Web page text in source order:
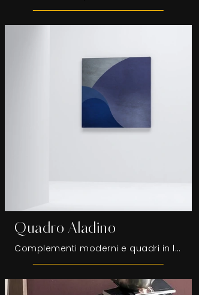
Quadro Aladino
Complementi moderni e quadri in legno: ottieni informazioni sul modello Quadro Aladino di Adriani e Rossi e potrai arricchire i tuoi interni.